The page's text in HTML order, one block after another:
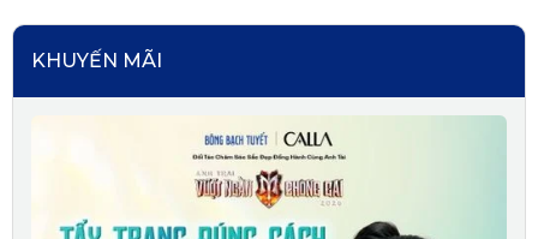
KHUYẾN MÃI